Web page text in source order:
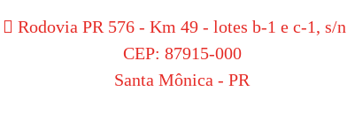
Rodovia PR 576 - Km 49 - lotes b-1 e c-1, s/n
CEP: 87915-000
Santa Mônica - PR